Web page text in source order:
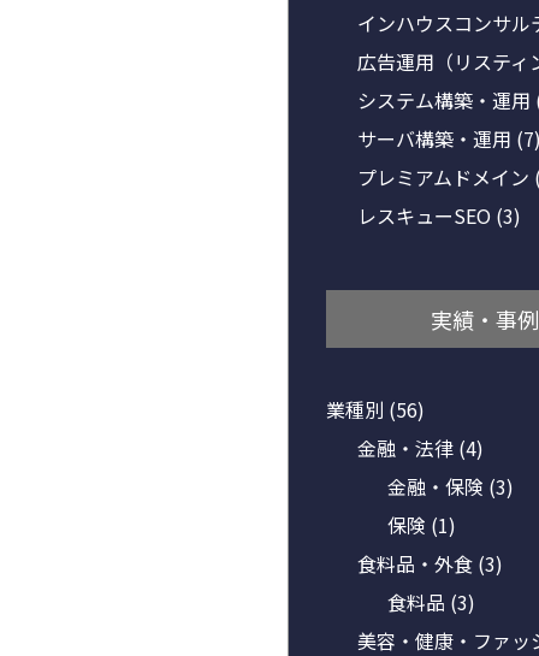
インハウスコンサル
広告運用（リスティ
システム構築・運用
サーバ構築・運用 (7)
プレミアムドメイン
レスキューSEO (3)
実績・事例
業種別 (56)
金融・法律 (4)
金融・保険 (3)
保険 (1)
食料品・外食 (3)
食料品 (3)
美容・健康・ファッ